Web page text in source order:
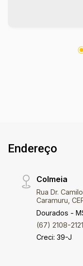
oportunidade
Endereço
Colmeia
Rua Dr.
Caramuru,
Dourados -
(67) 2108-2121
Creci: 39-J